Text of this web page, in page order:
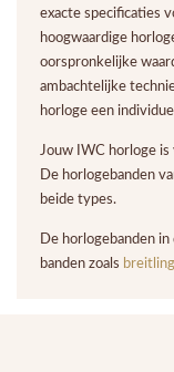
exacte specificaties
hoogwaardige
oorspronkelijke
ambachtelijke
horloge een
Jouw IWC horloge is
De horlogebanden
beide types.
De horlogebanden
banden zoals breitling